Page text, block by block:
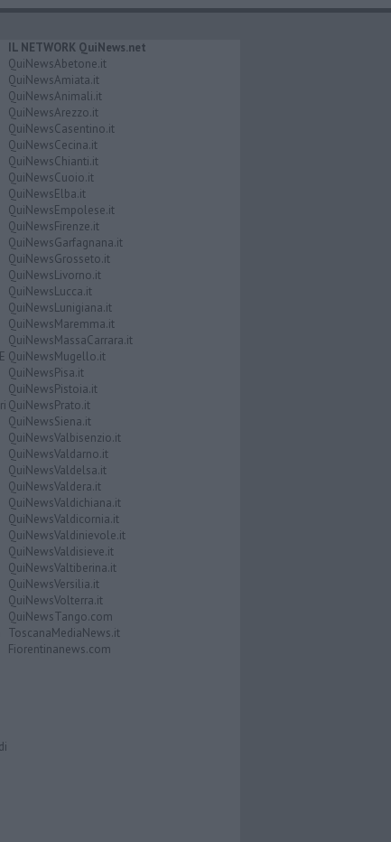
IL NETWORK QuiNews.net
QuiNewsAbetone.it
QuiNewsAmiata.it
QuiNewsAnimali.it
QuiNewsArezzo.it
QuiNewsCasentino.it
QuiNewsCecina.it
QuiNewsChianti.it
QuiNewsCuoio.it
QuiNewsElba.it
QuiNewsEmpolese.it
QuiNewsFirenze.it
QuiNewsGarfagnana.it
QuiNewsGrosseto.it
QuiNewsLivorno.it
QuiNewsLucca.it
QuiNewsLunigiana.it
QuiNewsMaremma.it
QuiNewsMassaCarrara.it
QuiNewsMugello.it
QuiNewsPisa.it
QuiNewsPistoia.it
QuiNewsPrato.it
QuiNewsSiena.it
QuiNewsValbisenzio.it
QuiNewsValdarno.it
QuiNewsValdelsa.it
QuiNewsValdera.it
QuiNewsValdichiana.it
QuiNewsValdicornia.it
QuiNewsValdinievole.it
QuiNewsValdisieve.it
QuiNewsValtiberina.it
QuiNewsVersilia.it
QuiNewsVolterra.it
QuiNewsTango.com
ToscanaMediaNews.it
Fiorentinanews.com